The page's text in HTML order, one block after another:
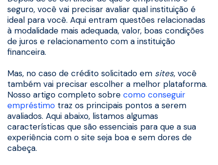
seguro, você vai precisar avaliar qual instituição é
ideal para você. Aqui entram questões relacionadas
à modalidade mais adequada, valor, boas condições
de juros e relacionamento com a instituição
financeira.
Mas, no caso de crédito solicitado em sites, você
também vai precisar escolher a melhor plataforma.
Nosso artigo completo sobre como conseguir
empréstimo traz os principais pontos a serem
avaliados. Aqui abaixo, listamos algumas
características que são essenciais para que a sua
experiência com o site seja boa e sem dores de
cabeça.